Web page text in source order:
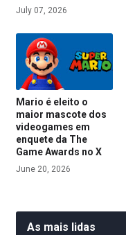
July 07, 2026
Mario é eleito o
maior mascote dos
videogames em
enquete da The
Game Awards no X
June 20, 2026
As mais lidas